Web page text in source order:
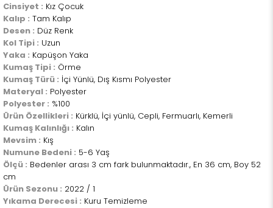
Cinsiyet : Kız Çocuk
Kalıp : Tam Kalıp
Desen : Düz Renk
Kol Tipi : Uzun
Yaka : Kapüşon Yaka
Kumaş Tipi : Örme
Kumaş Türü : İçi Yünlü, Dış Kısmı Polyester
Materyal : Polyester
Polyester : %100
Ürün Özellikleri : Kürklü, İçi yünlü, Cepli, Fermuarlı, Kemerli
Kumaş Kalınlığı : Kalın
Mevsim : Kış
Numune Bedeni : 5-6 Yaş
Ölçü : Bedenler arası 3 cm fark bulunmaktadır., En 36 cm, Boy 52
cm
Ürün Sezonu : 2022 / 1
Yıkama Derecesi : Kuru Temizleme